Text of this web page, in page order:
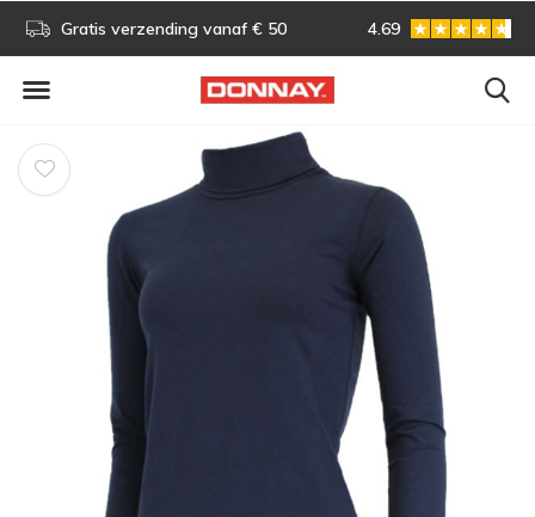
Gratis verzending vanaf € 50 Gratis omruilen
4.69